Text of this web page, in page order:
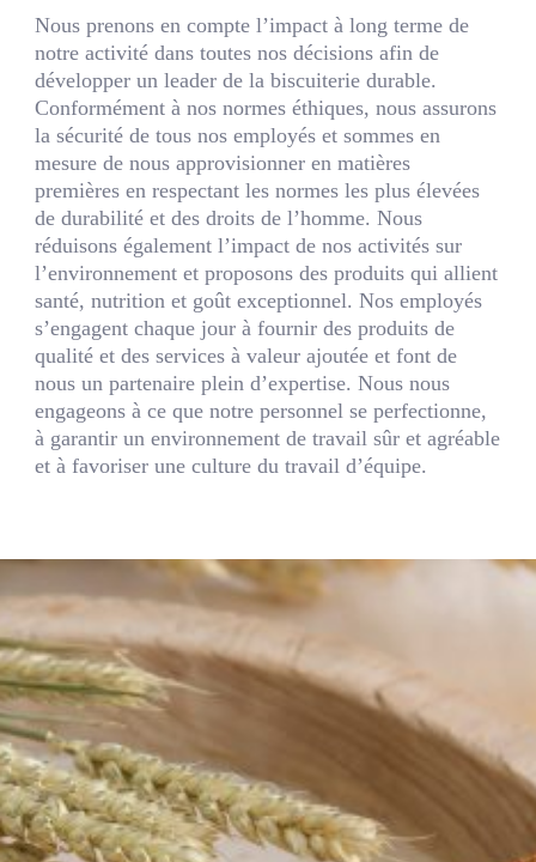
Nous prenons en compte l’impact à long terme de
notre activité dans toutes nos décisions afin de
développer un leader de la biscuiterie durable.
Conformément à nos normes éthiques, nous assurons
la sécurité de tous nos employés et sommes en
mesure de nous approvisionner en matières
premières en respectant les normes les plus élevées
de durabilité et des droits de l’homme. Nous
réduisons également l’impact de nos activités sur
l’environnement et proposons des produits qui allient
santé, nutrition et goût exceptionnel. Nos employés
s’engagent chaque jour à fournir des produits de
qualité et des services à valeur ajoutée et font de
nous un partenaire plein d’expertise. Nous nous
engageons à ce que notre personnel se perfectionne,
à garantir un environnement de travail sûr et agréable
et à favoriser une culture du travail d’équipe.